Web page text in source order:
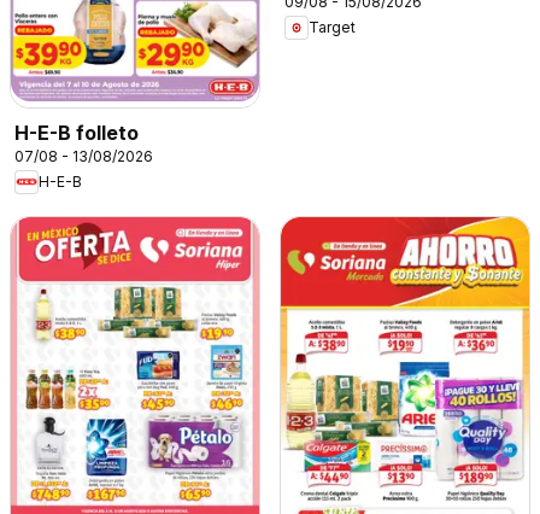
H-E-B folleto
07/08 - 13/08/2026
H-E-B
Target